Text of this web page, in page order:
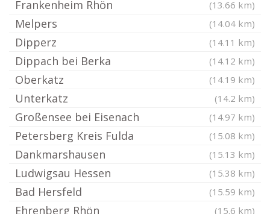
Frankenheim Rhön (13.66 km)
Melpers (14.04 km)
Dipperz (14.11 km)
Dippach bei Berka (14.12 km)
Oberkatz (14.19 km)
Unterkatz (14.2 km)
Großensee bei Eisenach (14.97 km)
Petersberg Kreis Fulda (15.08 km)
Dankmarshausen (15.13 km)
Ludwigsau Hessen (15.38 km)
Bad Hersfeld (15.59 km)
Ehrenberg Rhön (15.6 km)